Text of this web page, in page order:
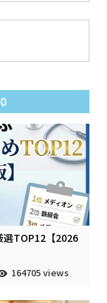
選TOP12【2026
164705 views